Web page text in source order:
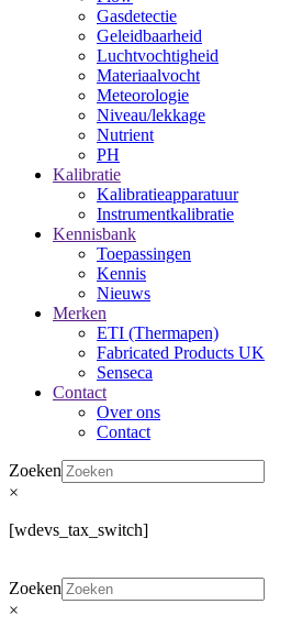
Gasdetectie
Geleidbaarheid
Luchtvochtigheid
Materiaalvocht
Meteorologie
Niveau/lekkage
Nutrient
PH
Kalibratie
Kalibratieapparatuur
Instrumentkalibratie
Kennisbank
Toepassingen
Kennis
Nieuws
Merken
ETI (Thermapen)
Fabricated Products UK
Senseca
Contact
Over ons
Contact
Zoeken
×
[wdevs_tax_switch]
Zoeken
×